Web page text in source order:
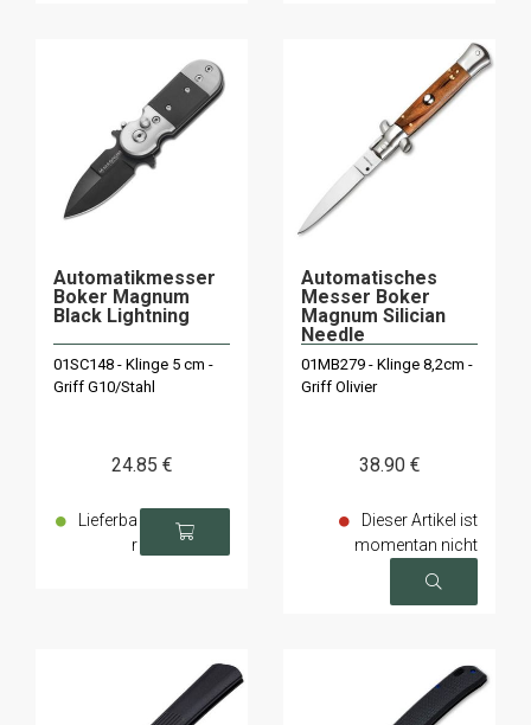
Automatikmesser
Boker Magnum
Black Lightning
01SC148 - Klinge 5 cm -
Griff G10/Stahl
24.85 €
Lieferba
r
Automatisches
Messer Boker
Magnum Silician
Needle
01MB279 - Klinge 8,2cm -
Griff Olivier
38.90 €
Dieser Artikel ist
momentan nicht
verfügbar